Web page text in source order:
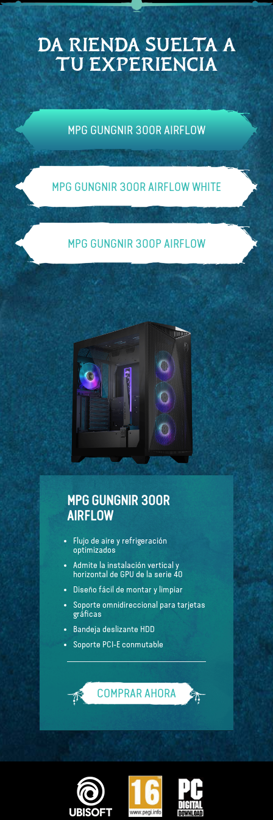
Omnidireccional
soporte para tarjeta gráfica
DA RIENDA SUELTA A
TU EXPERIENCIA
MPG GUNGNIR 300R AIRFLOW
MPG GUNGNIR 300R AIRFLOW WHITE
MPG GUNGNIR 300P AIRFLOW
MPG GUNGNIR 300R
AIRFLOW
Flujo de aire y refrigeración
optimizados
Admite la instalación vertical y
horizontal de GPU de la serie 40
Diseño fácil de montar y limpiar
Soporte omnidireccional para tarjetas
gráficas
Bandeja deslizante HDD
Soporte PCI-E conmutable
COMPRAR AHORA